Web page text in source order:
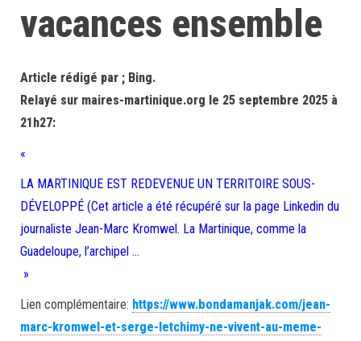
vacances ensemble
Article rédigé par ; Bing.
Relayé sur maires-martinique.org le 25 septembre 2025 à
21h27:
«
LA MARTINIQUE EST REDEVENUE UN TERRITOIRE SOUS-
DÉVELOPPÉ (Cet article a été récupéré sur la page Linkedin du
journaliste Jean-Marc Kromwel. La Martinique, comme la
Guadeloupe, l’archipel …
»
Lien complémentaire: https://www.bondamanjak.com/jean-
marc-kromwel-et-serge-letchimy-ne-vivent-au-meme-